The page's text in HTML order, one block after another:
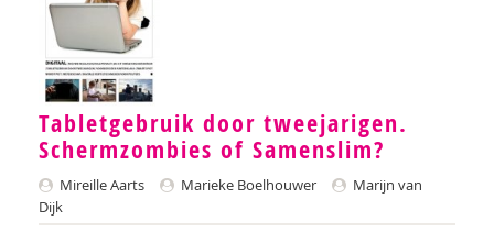
Tabletgebruik door tweejarigen.
Schermzombies of Samenslim?
Mireille Aarts Marieke Boelhouwer
Marijn van
Dijk